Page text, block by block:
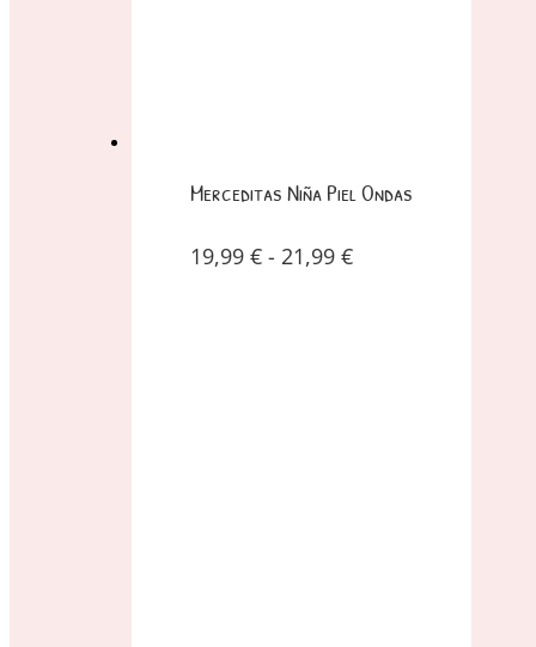
Merceditas Niña Piel Ondas
19,99 € - 21,99 €